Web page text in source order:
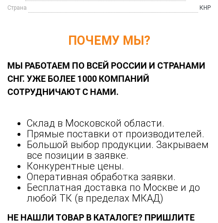
Страна
КНР
ПОЧЕМУ МЫ?
МЫ РАБОТАЕМ ПО ВСЕЙ РОССИИ И СТРАНАМИ
СНГ. УЖЕ БОЛЕЕ 1000 КОМПАНИЙ
СОТРУДНИЧАЮТ С НАМИ.
Склад в Московской области.
Прямые поставки от производителей.
Большой выбор продукции. Закрываем
все позиции в заявке.
Конкурентные цены.
Оперативная обработка заявки.
Бесплатная доставка по Москве и до
любой ТК (в пределах МКАД)
НЕ НАШЛИ ТОВАР В КАТАЛОГЕ? ПРИШЛИТЕ